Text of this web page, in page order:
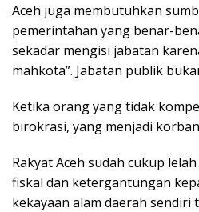
Aceh juga membutuhkan
pemerintahan yang benar-
sekadar mengisi jabatan
mahkota”. Jabatan publik
Ketika orang yang tidak
birokrasi, yang menjadi
Rakyat Aceh sudah cukup
fiskal dan ketergantungan
kekayaan alam daerah